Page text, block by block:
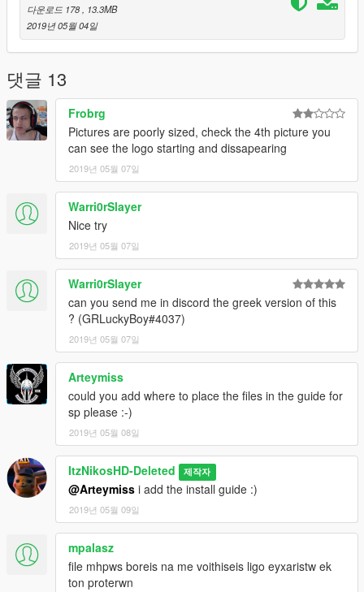
다운로드 178, 13.3MB
2019년 05월 04일
댓글 13
Frobrg
Pictures are poorly sized, check the 4th picture you
can see the logo starting and dissapearing
2019년 05월 07일
Warri0rSlayer
Nice try
2019년 05월 07일
Warri0rSlayer
can you send me in discord the greek version of this
? (GRLuckyBoy#4037)
2019년 05월 07일
Arteymiss
could you add where to place the files in the guide for
sp please :-)
2019년 05월 08일
ItzNikosHD-Deleted 제작자
@Arteymiss i add the install guide :)
2019년 05월 09일
mpalasz
file mhpws boreis na me voithiseis ligo eyxaristw ek
ton proterwn